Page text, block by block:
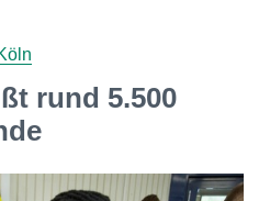
rund 5.500